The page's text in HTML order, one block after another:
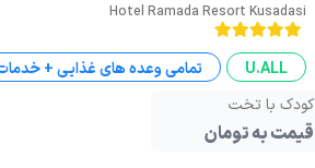
Hotel Ramada Resort Kusadasi
U.ALL
تمامی وعده های غذایی +
کودک با تخت
قیمت به تومان